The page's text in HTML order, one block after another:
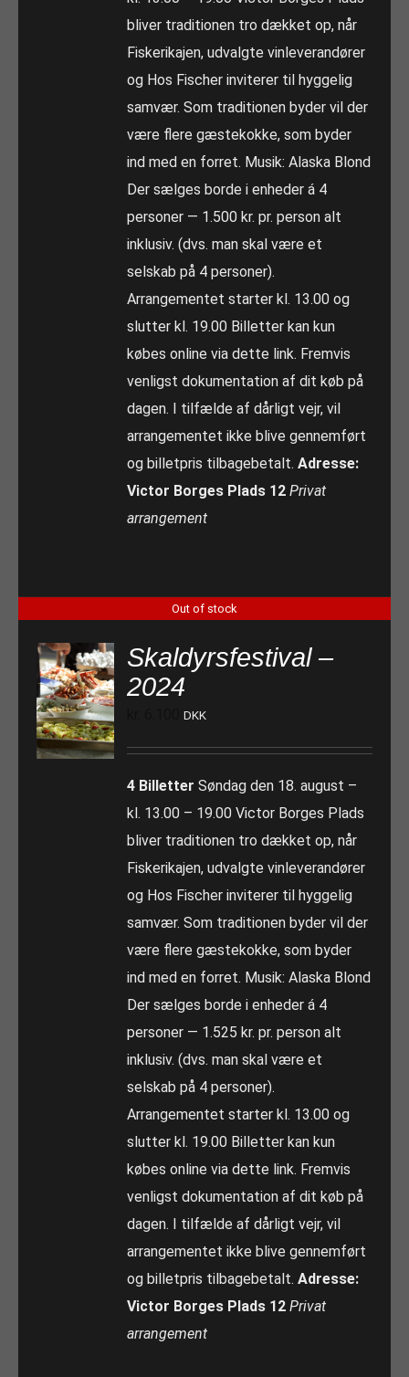
bliver traditionen tro dækket op, når
Fiskerikajen, udvalgte vinleverandører
og Hos Fischer inviterer til hyggelig
samvær. Som traditionen byder vil der
være flere gæstekokke, som byder
ind med en forret. Musik: Alaska Blond
Der sælges borde i enheder á 4
personer — 1.500 kr. pr. person alt
inklusiv. (dvs. man skal være et
selskab på 4 personer).
Arrangementet starter kl. 13.00 og
slutter kl. 19.00 Billetter kan kun
købes online via dette link. Fremvis
venligst dokumentation af dit køb på
dagen. I tilfælde af dårligt vejr, vil
arrangementet ikke blive gennemført
og billetpris tilbagebetalt.Adresse:
Victor Borges Plads 12 Privat
arrangement
Out of stock
Skaldyrsfestival –
2024
DKK
4 Billetter Søndag den 18. august –
kl. 13.00 – 19.00 Victor Borges Plads
bliver traditionen tro dækket op, når
Fiskerikajen, udvalgte vinleverandører
og Hos Fischer inviterer til hyggelig
samvær. Som traditionen byder vil der
være flere gæstekokke, som byder
ind med en forret. Musik: Alaska Blond
Der sælges borde i enheder á 4
personer — 1.525 kr. pr. person alt
inklusiv. (dvs. man skal være et
selskab på 4 personer).
Arrangementet starter kl. 13.00 og
slutter kl. 19.00 Billetter kan kun
købes online via dette link. Fremvis
venligst dokumentation af dit køb på
dagen. I tilfælde af dårligt vejr, vil
arrangementet ikke blive gennemført
og billetpris tilbagebetalt.Adresse:
Victor Borges Plads 12 Privat
arrangement